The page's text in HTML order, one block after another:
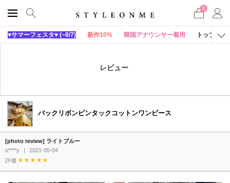
0
♥サマーフェスタ♥ (~8/7) 新作10% 韓国アナウンサー着用 トップス
レビュー
バックリボンピンタックコットンワンピース
[photo review] ライトブルー
o****y
|
2021-05-04
評価